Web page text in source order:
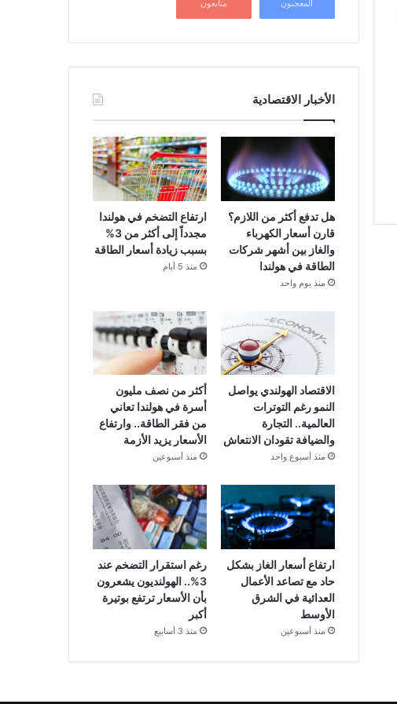
المعجبون متابعون
الأخبار الاقتصادية
هل تدفع أكثر من اللازم؟
قارن أسعار الكهرباء
والغاز بين أشهر شركات
الطاقة في هولندا
منذ يوم واحد
ارتفاع التضخم في هولندا
مجدداً إلى أكثر من 3%
بسبب زيادة أسعار الطاقة
منذ 5 أيام
الاقتصاد الهولندي يواصل
النمو رغم التوترات
العالمية.. التجارة
والضيافة تقودان الانتعاش
منذ أسبوع واحد
أكثر من نصف مليون
أسرة في هولندا تعاني
من فقر الطاقة.. وارتفاع
الأسعار يزيد الأزمة
منذ أسبوعين
ارتفاع أسعار الغاز بشكل
حاد مع تصاعد الأعمال
العدائية في الشرق
الأوسط
منذ أسبوعين
رغم استقرار التضخم عند
3%.. الهولنديون يشعرون
بأن الأسعار ترتفع بوتيرة
أكبر
منذ 3 أسابيع